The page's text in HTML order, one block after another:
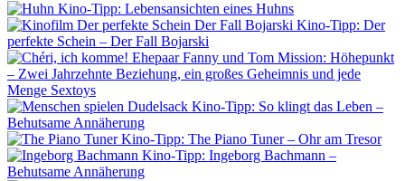
Kino-Tipp: Lebensansichten eines Huhns
Kino-Tipp: Der
perfekte Schein – Der Fall Bojarski
Mission: Höhepunkt
– Zwei Jahrzehnte Beziehung, ein großes Geheimnis und jede
Menge Sextoys
Kino-Tipp: So klingt das Leben –
Behutsame Annäherung
Kino-Tipp: The Piano Tuner – Ohr am Tresor
Kino-Tipp: Ingeborg Bachmann –
Behutsame Annäherung